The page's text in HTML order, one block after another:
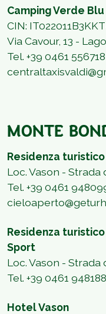
Camping Verde Blu
CIN:
Via Cavour, 13 -
Tel. +39 0461 556718
MONTE
Residenza
Loc. Vason - Strada
Tel. +39 0461
Residenza
Sport
Loc. Vason - Strada
Tel. +39 0461
Hotel Vason